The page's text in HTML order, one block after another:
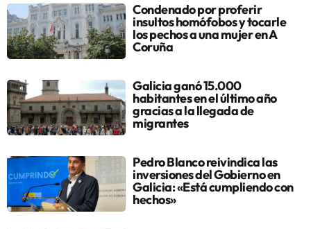
Condenado por proferir
insultos homófobos y tocarle
los pechos a una mujer en A
Coruña
Galicia ganó 15.000
habitantes en el último año
gracias a la llegada de
migrantes
Pedro Blanco reivindica las
inversiones del Gobierno en
Galicia: «Está cumpliendo con
hechos»